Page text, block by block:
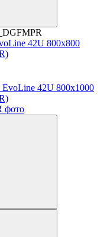
42U 800x800